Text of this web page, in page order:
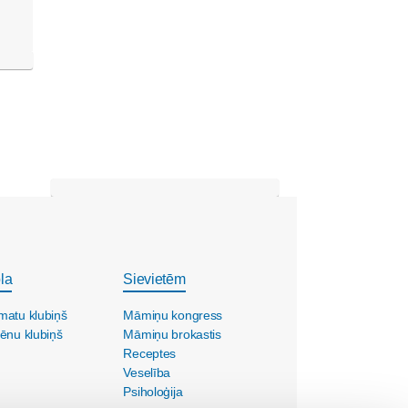
klubiņš
klubiņš
Sievietēm
Māmiņu kongress
Māmiņu brokastis
Receptes
Veselība
Psiholoģija